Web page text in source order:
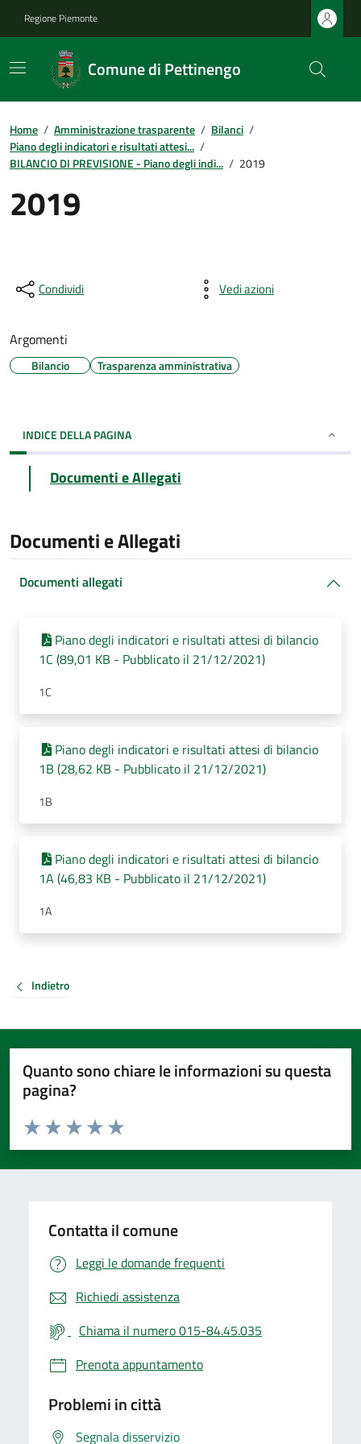
Regione Piemonte
Comune di Pettinengo
Home / Amministrazione trasparente / Bilanci /
Piano degli indicatori e risultati attesi... /
BILANCIO DI PREVISIONE - Piano degli indi... / 2019
2019
Condividi Vedi azioni
Argomenti
Bilancio Trasparenza amministrativa
INDICE DELLA PAGINA
Documenti e Allegati
Documenti e Allegati
Documenti allegati
Piano degli indicatori e risultati attesi di bilancio
1C (89,01 KB - Pubblicato il 21/12/2021)
1C
Piano degli indicatori e risultati attesi di bilancio
1B (28,62 KB - Pubblicato il 21/12/2021)
1B
Piano degli indicatori e risultati attesi di bilancio
1A (46,83 KB - Pubblicato il 21/12/2021)
1A
Indietro
Quanto sono chiare le informazioni su questa
pagina?
Valuta da 1 a 5 stelle la pagina
Valuta 5 stelle su 5
Valuta 4 stelle su 5
Valuta 3 stelle su 5
Valuta 2 stelle su 5
Valuta 1 stelle su 5
Contatta il comune
Leggi le domande frequenti
Richiedi assistenza
Chiama il numero 015-84.45.035
Prenota appuntamento
Problemi in città
Segnala disservizio